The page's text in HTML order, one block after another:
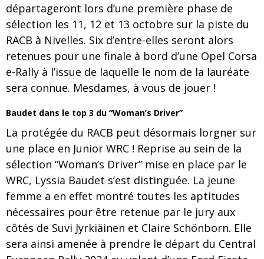
départageront lors d’une première phase de
sélection les 11, 12 et 13 octobre sur la piste du
RACB à Nivelles. Six d’entre-elles seront alors
retenues pour une finale à bord d’une Opel Corsa
e-Rally à l’issue de laquelle le nom de la lauréate
sera connue. Mesdames, à vous de jouer !
Baudet dans le top 3 du “Woman’s Driver”
La protégée du RACB peut désormais lorgner sur
une place en Junior WRC ! Reprise au sein de la
sélection “Woman’s Driver” mise en place par le
WRC, Lyssia Baudet s’est distinguée. La jeune
femme a en effet montré toutes les aptitudes
nécessaires pour être retenue par le jury aux
côtés de Suvi Jyrkiäinen et Claire Schönborn. Elle
sera ainsi amenée à prendre le départ du Central